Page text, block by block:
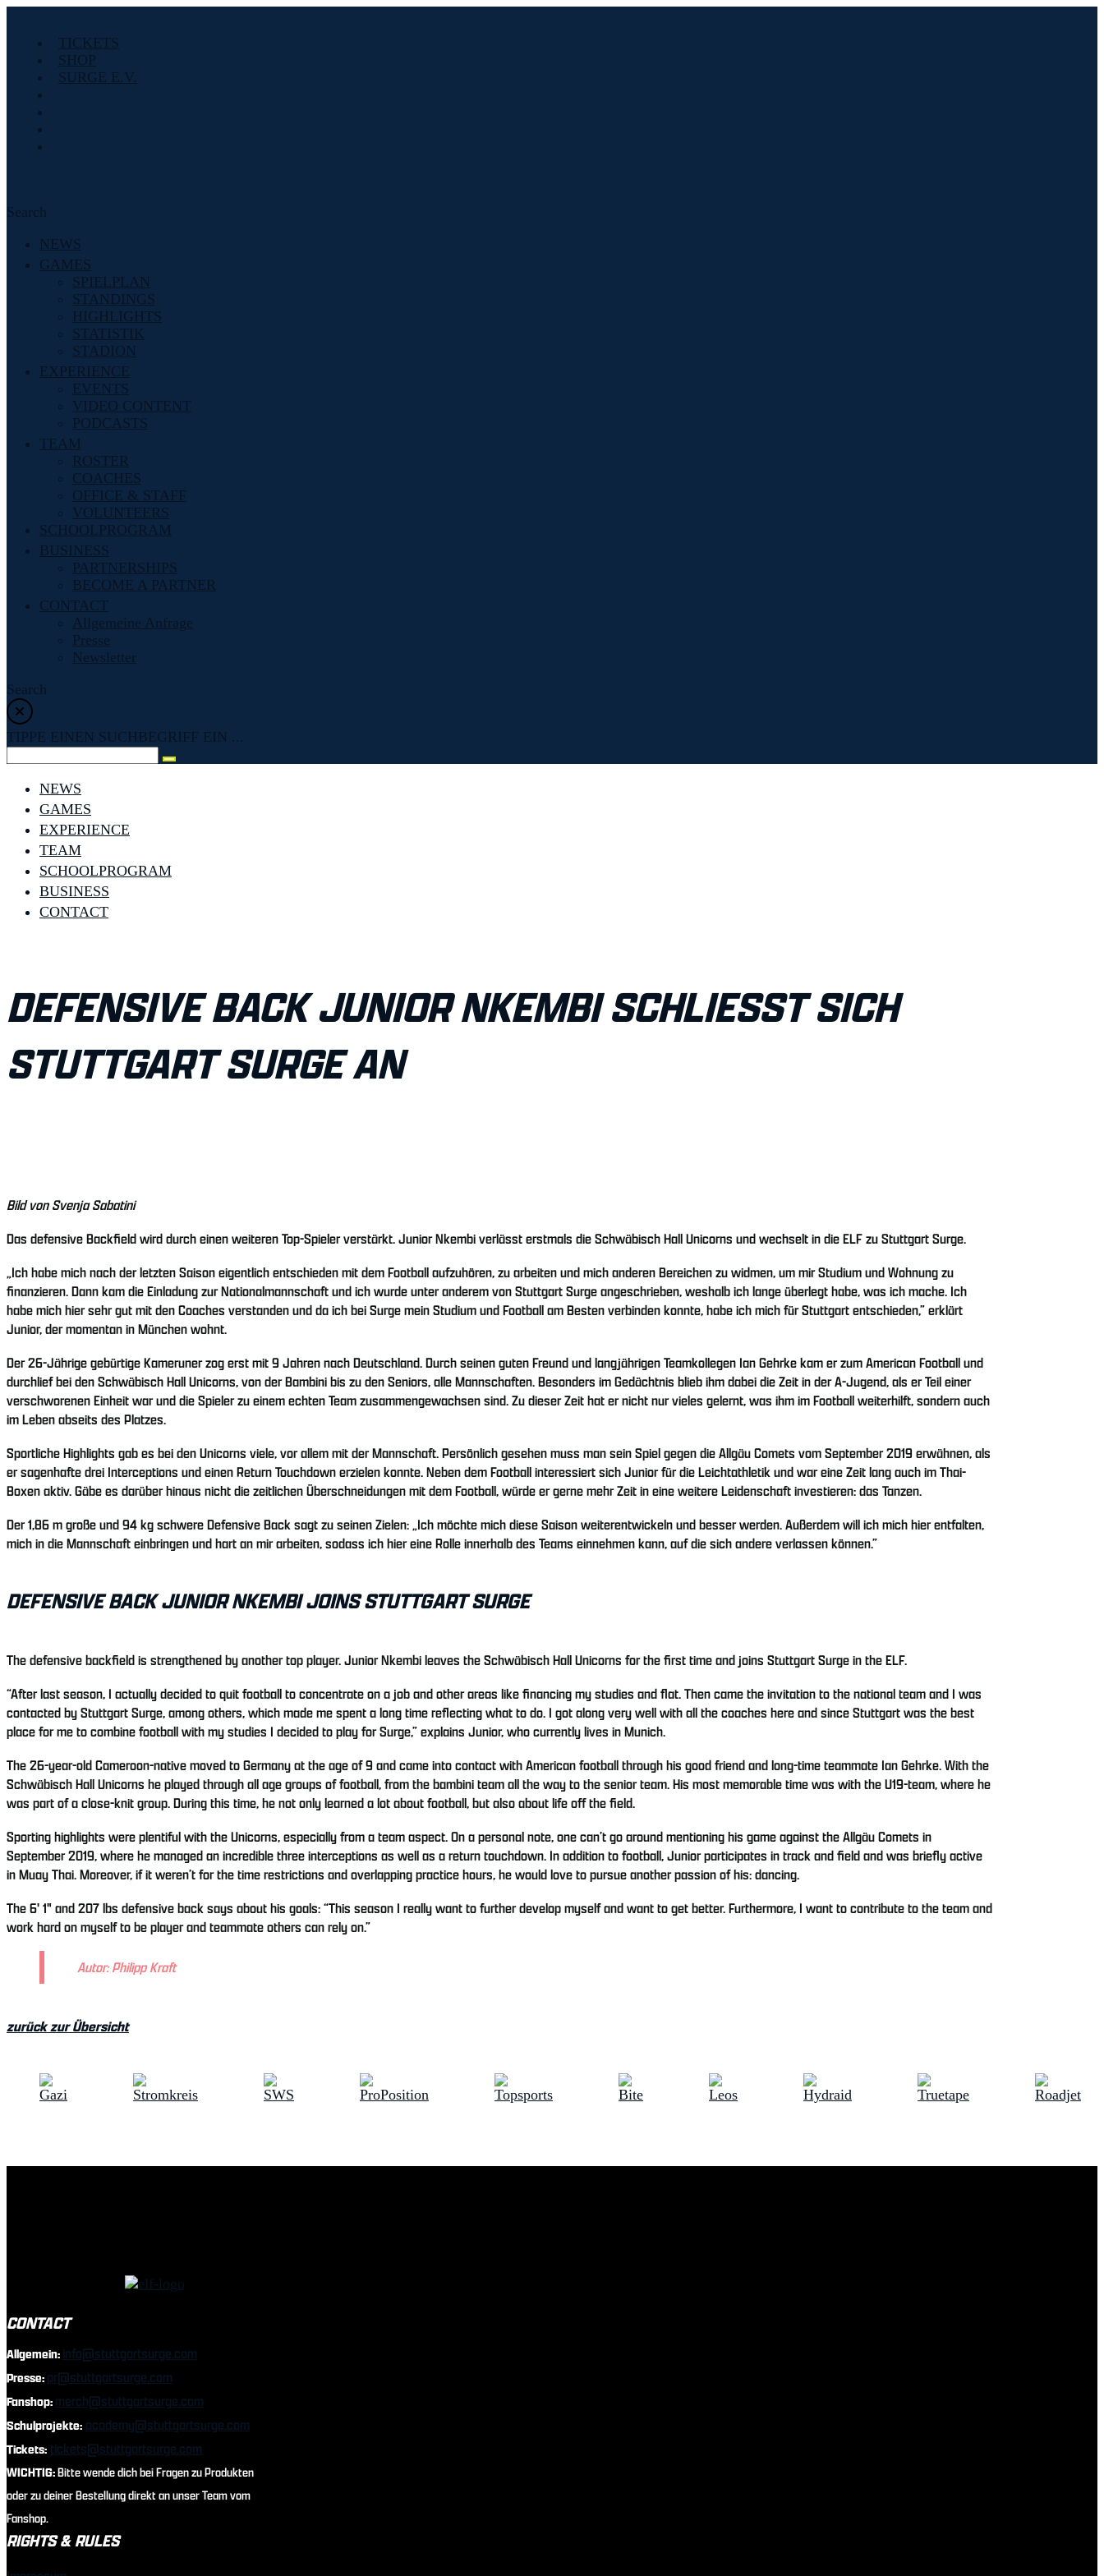
TICKETS
SHOP
SURGE E.V.
Search
NEWS
GAMES
SPIELPLAN
STANDINGS
HIGHLIGHTS
STATISTIK
STADION
EXPERIENCE
EVENTS
VIDEO CONTENT
PODCASTS
TEAM
ROSTER
COACHES
OFFICE & STAFF
VOLUNTEERS
SCHOOLPROGRAM
BUSINESS
PARTNERSHIPS
BECOME A PARTNER
CONTACT
Allgemeine Anfrage
Presse
Newsletter
Search
TIPPE EINEN SUCHBEGRIFF EIN ...
NEWS
GAMES
EXPERIENCE
TEAM
SCHOOLPROGRAM
BUSINESS
CONTACT
DEFENSIVE BACK JUNIOR NKEMBI SCHLIESST SICH S
TUTTGART SURGE AN
Bild von Svenja Sabatini
Das defensive Backfield wird durch einen weiteren Top-Spieler verstärkt. Junior Nkembi verlässt erstmals die Schwäbisch Hall Unicorns und wechselt in die ELF zu Stuttgart Surge.
„Ich habe mich nach der letzten Saison eigentlich entschieden mit dem Football aufzuhören, zu arbeiten und mich anderen Bereichen zu widmen, um mir Studium und Wohnung zu
finanzieren. Dann kam die Einladung zur Nationalmannschaft und ich wurde unter anderem von Stuttgart Surge angeschrieben, weshalb ich lange überlegt habe, was ich mache. Ich
habe mich hier sehr gut mit den Coaches verstanden und da ich bei Surge mein Studium und Football am Besten verbinden konnte, habe ich mich für Stuttgart entschieden,” erklärt
Junior, der momentan in München wohnt.
Der 26-Jährige gebürtige Kameruner zog erst mit 9 Jahren nach Deutschland. Durch seinen guten Freund und langjährigen Teamkollegen Ian Gehrke kam er zum American Football und
durchlief bei den Schwäbisch Hall Unicorns, von der Bambini bis zu den Seniors, alle Mannschaften. Besonders im Gedächtnis blieb ihm dabei die Zeit in der A-Jugend, als er Teil einer
verschworenen Einheit war und die Spieler zu einem echten Team zusammengewachsen sind. Zu dieser Zeit hat er nicht nur vieles gelernt, was ihm im Football weiterhilft, sondern auch
im Leben abseits des Platzes.
Sportliche Highlights gab es bei den Unicorns viele, vor allem mit der Mannschaft. Persönlich gesehen muss man sein Spiel gegen die Allgäu Comets vom September 2019 erwähnen, als
er sagenhafte drei Interceptions und einen Return Touchdown erzielen konnte. Neben dem Football interessiert sich Junior für die Leichtathletik und war eine Zeit lang auch im Thai-
Boxen aktiv. Gäbe es darüber hinaus nicht die zeitlichen Überschneidungen mit dem Football, würde er gerne mehr Zeit in eine weitere Leidenschaft investieren: das Tanzen.
Der 1,86 m große und 94 kg schwere Defensive Back sagt zu seinen Zielen: „Ich möchte mich diese Saison weiterentwickeln und besser werden. Außerdem will ich mich hier entfalten,
mich in die Mannschaft einbringen und hart an mir arbeiten, sodass ich hier eine Rolle innerhalb des Teams einnehmen kann, auf die sich andere verlassen können.”
DEFENSIVE BACK JUNIOR NKEMBI JOINS STUTTGART SURGE
The defensive backfield is strengthened by another top player. Junior Nkembi leaves the Schwäbisch Hall Unicorns for the first time and joins Stuttgart Surge in the ELF.
“After last season, I actually decided to quit football to concentrate on a job and other areas like financing my studies and flat. Then came the invitation to the national team and I was
contacted by Stuttgart Surge, among others, which made me spent a long time reflecting what to do. I got along very well with all the coaches here and since Stuttgart was the best
place for me to combine football with my studies I decided to play for Surge,” explains Junior, who currently lives in Munich.
The 26-year-old Cameroon-native moved to Germany at the age of 9 and came into contact with American football through his good friend and long-time teammate Ian Gehrke. With the
Schwäbisch Hall Unicorns he played through all age groups of football, from the bambini team all the way to the senior team. His most memorable time was with the U19-team, where he
was part of a close-knit group. During this time, he not only learned a lot about football, but also about life off the field.
Sporting highlights were plentiful with the Unicorns, especially from a team aspect. On a personal note, one can’t go around mentioning his game against the Allgäu Comets in
September 2019, where he managed an incredible three interceptions as well as a return touchdown. In addition to football, Junior participates in track and field and was briefly active
in Muay Thai. Moreover, if it weren’t for the time restrictions and overlapping practice hours, he would love to pursue another passion of his: dancing.
The 6' 1" and 207 lbs defensive back says about his goals: “This season I really want to further develop myself and want to get better. Furthermore, I want to contribute to the team and
work hard on myself to be player and teammate others can rely on.”
Autor: Philipp Kraft
zurück zur Übersicht
CONTACT
Allgemein:info@stuttgartsurge.com
Presse:pr@stuttgartsurge.com
Fanshop:merch@stuttgartsurge.com
Schulprojekte: academy@stuttgartsurge.com
Tickets: tickets@stuttgartsurge.com
WICHTIG:Bitte wende dich bei Fragen zu Produkten
oder zu deiner Bestellung direkt an unser Team vom
Fanshop.
RIGHTS & RULES